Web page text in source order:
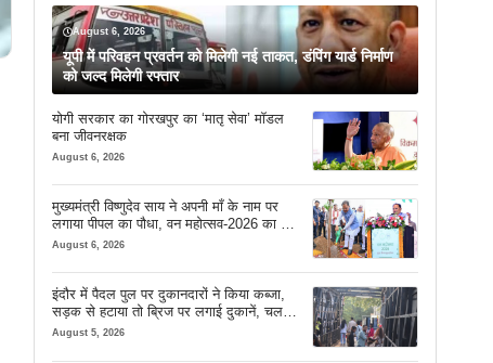
August 6, 2026
यूपी में परिवहन प्रवर्तन को मिलेगी नई ताकत, डंपिंग यार्ड निर्माण
को जल्द मिलेगी रफ्तार
योगी सरकार का गोरखपुर का ‘मातृ सेवा’ मॉडल
बना जीवनरक्षक
August 6, 2026
मुख्यमंत्री विष्णुदेव साय ने अपनी माँ के नाम पर
लगाया पीपल का पौधा, वन महोत्सव-2026 का हुआ
शुभारंभ
August 6, 2026
इंदौर में पैदल पुल पर दुकानदारों ने किया कब्जा,
सड़क से हटाया तो ब्रिज पर लगाई दुकानें, चलने
की जगह भी नहीं मिल रही
August 5, 2026